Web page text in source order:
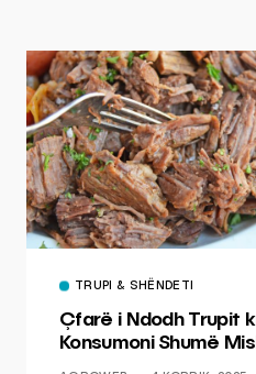
TRUPI & SHËNDETI
Çfarë i Ndodh Trupit
Konsumoni Shumë